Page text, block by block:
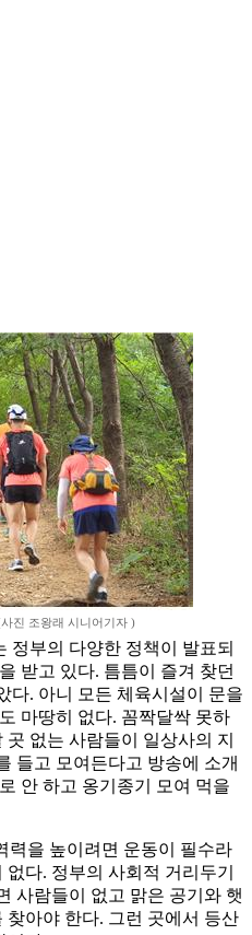
진 조왕래 시니어기자 )
정부의 다양한 정책이 발표되
받고 있다. 틈틈이 즐겨 찾던
다. 아니 모든 체육시설이 문을
마땅히 없다. 꼼짝달싹 못하
없는 사람들이 일상사의 지
들고 모여든다고 방송에 소개
안 하고 옹기종기 모여 먹을
력을 높이려면 운동이 필수라
다. 정부의 사회적 거리두기
사람들이 없고 맑은 공기와 햇
찾아야 한다. 그런 곳에서 등산